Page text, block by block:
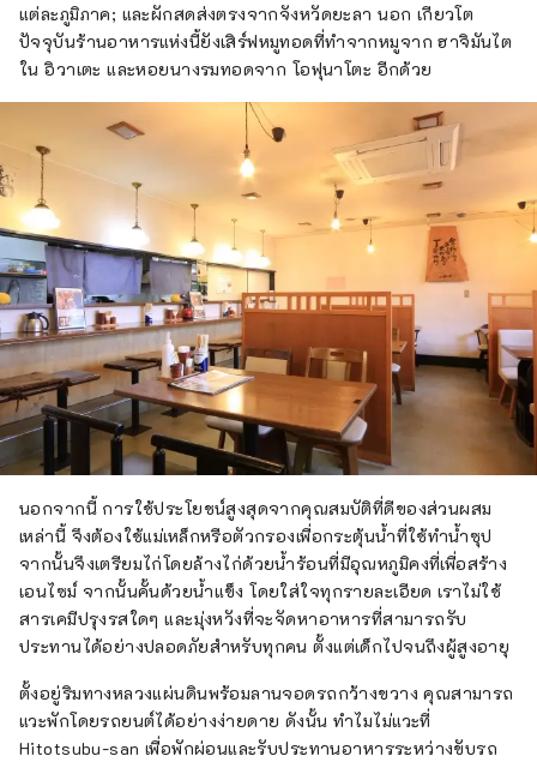
แต่ละภูมิภาค; และผักสดส่งตรงจากจังหวัดยะลา นอก เกียวโต
ปัจจุบันร้านอาหารแห่งนี้ยังเสิร์ฟหมูทอดที่ทำจากหมูจาก ฮาจิมันไต
ใน อิวาเตะ และหอยนางรมทอดจาก โอฟุนาโตะ อีกด้วย
นอกจากนี้ การใช้ประโยชน์สูงสุดจากคุณสมบัติที่ดีของส่วนผสม
เหล่านี้ จึงต้องใช้แม่เหล็กหรือตัวกรองเพื่อกระตุ้นน้ำที่ใช้ทำน้ำซุป
จากนั้นจึงเตรียมไก่โดยล้างไก่ด้วยน้ำร้อนที่มีอุณหภูมิคงที่เพื่อสร้าง
เอนไซม์ จากนั้นคั้นด้วยน้ำแข็ง โดยใส่ใจทุกรายละเอียด เราไม่ใช้
สารเคมีปรุงรสใดๆ และมุ่งหวังที่จะจัดหาอาหารที่สามารถรับ
ประทานได้อย่างปลอดภัยสำหรับทุกคน ตั้งแต่เด็กไปจนถึงผู้สูงอายุ
ตั้งอยู่ริมทางหลวงแผ่นดินพร้อมลานจอดรถกว้างขวาง คุณสามารถ
แวะพักโดยรถยนต์ได้อย่างง่ายดาย ดังนั้น ทำไมไม่แวะที่
Hitotsubu-san เพื่อพักผ่อนและรับประทานอาหารระหว่างขับรถ